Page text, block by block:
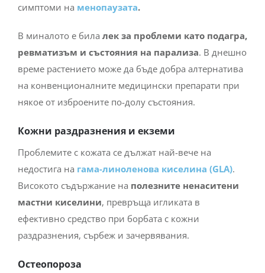
симптоми на менопаузата.
В миналото е била лек за проблеми като подагра,
ревматизъм и състояния на парализа. В днешно
време растението може да бъде добра алтернатива
на конвенционалните медицински препарати при
някое от изброените по-долу състояния.
Кожни раздразнения и екземи
Проблемите с кожата се дължат най-вече на
недостига на гама-линоленова киселина (GLA).
Високото съдържание на полезните ненаситени
мастни киселини, превръща игликата в
ефективно средство при борбата с кожни
раздразнения, сърбеж и зачервявания.
Остеопороза